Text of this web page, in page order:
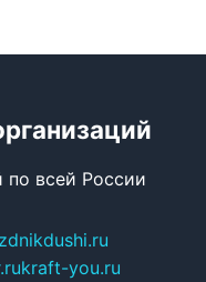
по всей России
kraft-you.ru